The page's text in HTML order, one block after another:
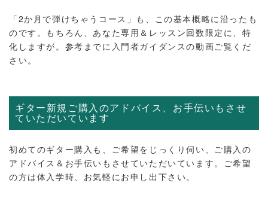
「2か月で弾けちゃうコース」も、この基本概略に沿ったも
のです。もちろん、あなた専用＆レッスン回数限定に、特
化しますが。参考までに 入門者ガイダンスの動画ご覧くだ
さい。
ギター新規ご購入のアドバイス、お手伝いもさせ
ていただいています
初めてのギター購入も、ご希望をじっくり伺い、ご購入の
アドバイス＆お手伝いもさせていただいています。ご希望
の方は体入学時、お気軽にお申し出下さい。